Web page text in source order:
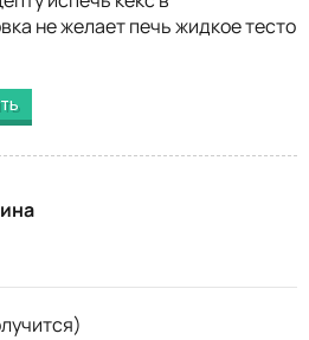
не желает печь жидкое тесто